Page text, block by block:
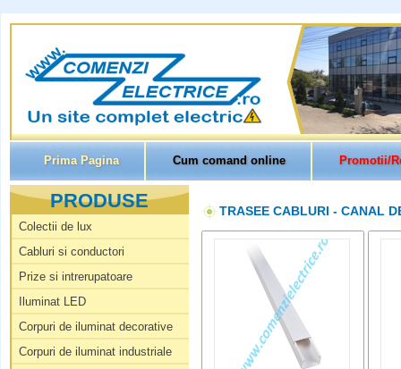
Prima Pagina Cum comand online Promotii/
PRODUSE
Colectii de lux
Cabluri si conductori
Prize si intrerupatoare
Iluminat LED
Corpuri de iluminat decorative
Corpuri de iluminat industriale
TRASEE CABLURI - CANAL